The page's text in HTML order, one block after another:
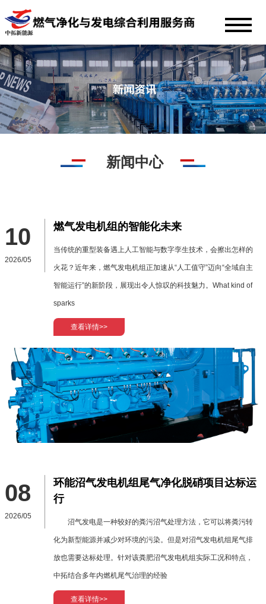
新闻中心
10
2026/05
燃气发电机组的智能化未来
当传统的重型装备遇上人工智能与数字孪生技术，会擦出怎样的
火花？近年来，燃气发电机组正加速从“人工值守”迈向“全域自主
智能运行”的新阶段，展现出令人惊叹的科技魅力。What kind of
sparks
查看详情>>
08
2026/05
环能沼气发电机组尾气净化脱硝项目达标运
行
沼气发电是一种较好的粪污沼气处理方法，它可以将粪污转
化为新型能源并减少对环境的污染。但是对沼气发电机组尾气排
放也需要达标处理。针对该粪肥沼气发电机组实际工况和特点，
中拓结合多年内燃机尾气治理的经验
查看详情>>